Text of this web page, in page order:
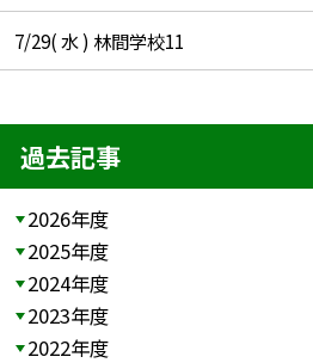
7/29( 水 ) 林間学校11
過去記事
2026年度
2025年度
2024年度
2023年度
2022年度